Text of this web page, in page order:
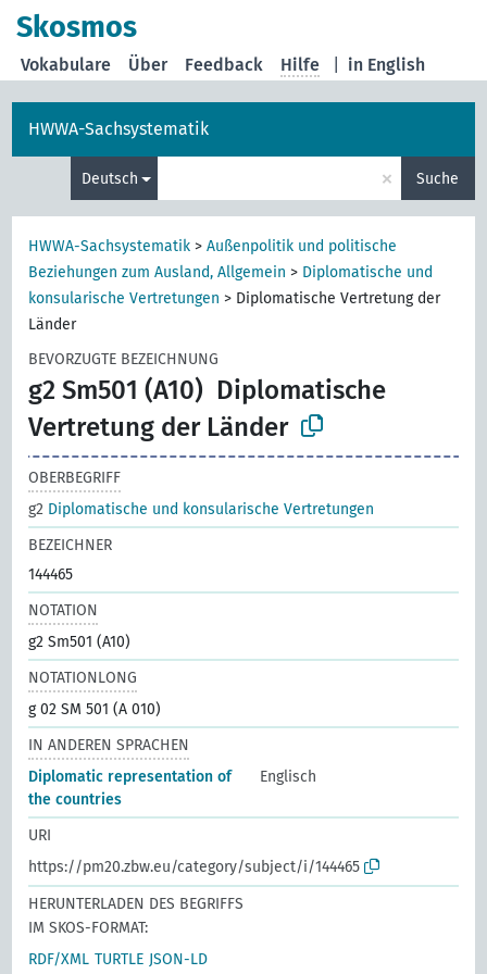
Skosmos
in English
Vokabulare Über Feedback Hilfe
HWWA-Sachsystematik
Deutsch × Suche
HWWA-Sachsystematik >Außenpolitik und politische
Beziehungen zum Ausland, Allgemein > Diplomatische und
konsularische Vertretungen > Diplomatische Vertretung der
Länder
BEVORZUGTE BEZEICHNUNG
g2 Sm501 (A10) Diplomatische
Vertretung der Länder
OBERBEGRIFF
g2 Diplomatische und konsularische Vertretungen
BEZEICHNER
144465
NOTATION
g2 Sm501 (A10)
NOTATIONLONG
g 02 SM 501 (A 010)
IN ANDEREN SPRACHEN
Diplomatic representation of
the countries
Englisch
URI
https://pm20.zbw.eu/category/subject/i/144465
HERUNTERLADEN DES BEGRIFFS
IM SKOS-FORMAT:
RDF/XML TURTLE JSON-LD